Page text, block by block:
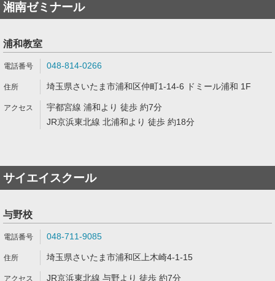
湘南ゼミナール
浦和教室
048-814-0266
埼玉県さいたま市浦和区仲町1-14-6 ドミール浦和 1F
宇都宮線 浦和より 徒歩 約7分
JR京浜東北線 北浦和より 徒歩 約18分
サイエイスクール
与野校
048-711-9085
埼玉県さいたま市浦和区上木崎4-1-15
JR京浜東北線 与野より 徒歩 約7分